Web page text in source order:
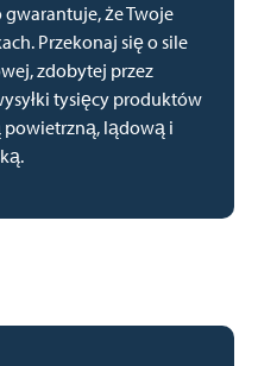
że Twoje
Przekonaj się o sile
zdobytej przez
tysięcy produktów
lądową i